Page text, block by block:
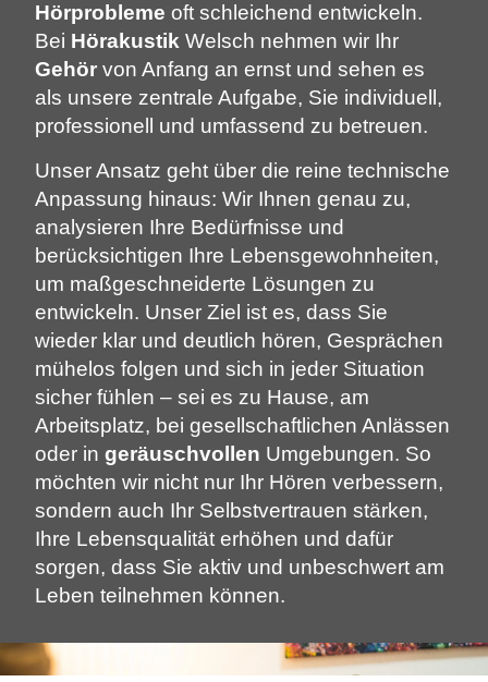
Hörprobleme oft schleichend entwickeln.
Bei Hörakustik Welsch nehmen wir Ihr
Gehör von Anfang an ernst und sehen es
als unsere zentrale Aufgabe, Sie individuell,
professionell und umfassend zu betreuen.
Unser Ansatz geht über die reine technische
Anpassung hinaus: Wir Ihnen genau zu,
analysieren Ihre Bedürfnisse und
berücksichtigen Ihre Lebensgewohnheiten,
um maßgeschneiderte Lösungen zu
entwickeln. Unser Ziel ist es, dass Sie
wieder klar und deutlich hören, Gesprächen
mühelos folgen und sich in jeder Situation
sicher fühlen – sei es zu Hause, am
Arbeitsplatz, bei gesellschaftlichen Anlässen
oder in geräuschvollen Umgebungen. So
möchten wir nicht nur Ihr Hören verbessern,
sondern auch Ihr Selbstvertrauen stärken,
Ihre Lebensqualität erhöhen und dafür
sorgen, dass Sie aktiv und unbeschwert am
Leben teilnehmen können.